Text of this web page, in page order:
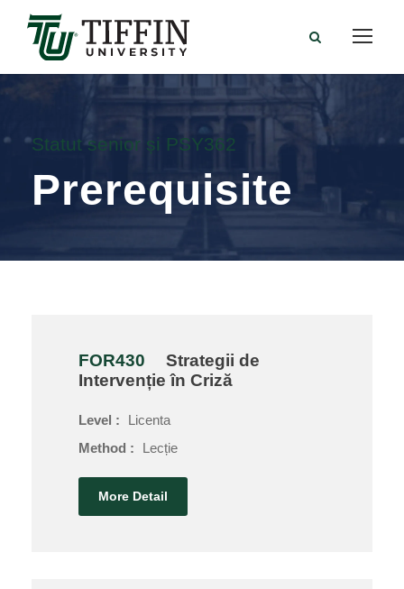
Statut senior și PSY362
Prerequisite
FOR430
Strategii de
Intervenție în Criză
Level :
Licenta
Method :
Lecție
More Detail